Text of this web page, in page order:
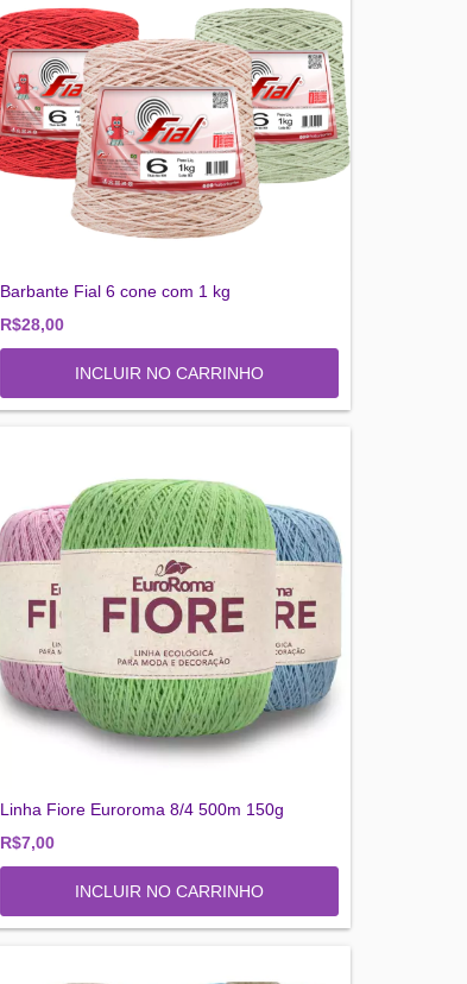
Barbante Fial 6 cone com 1 kg
R$28,00
INCLUIR NO CARRINHO
Linha Fiore Euroroma 8/4 500m 150g
R$7,00
INCLUIR NO CARRINHO